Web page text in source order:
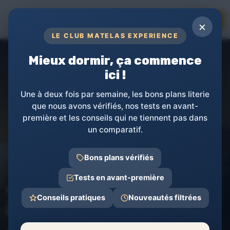
TOPs
Matelas Experience Entretien et Soins des matelas
Comment enlever les taches
jaunes sur un matelas
×
LE CLUB MATELAS EXPERIENCE
Mieux dormir, ça commence
ici !
Une à deux fois par semaine, les bons plans literie
que nous avons vérifiés, nos tests en avant-
première et les conseils qui ne tiennent pas dans
un comparatif.
Bons plans vérifiés
Tests en avant-première
Conseils pratiques Nouveautés filtrées